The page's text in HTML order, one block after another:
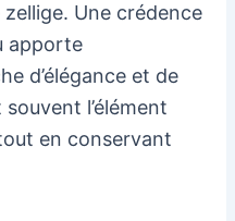
Une crédence
apporte
d’élégance et de
l’élément
en conservant